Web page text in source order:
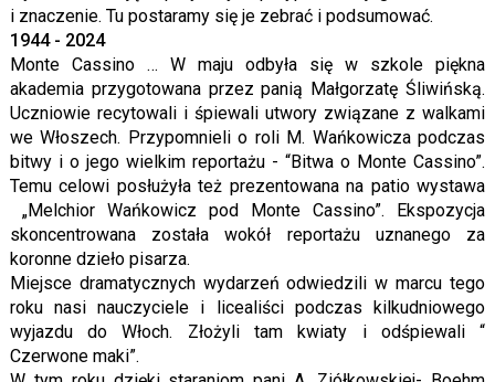
i znaczenie. Tu postaramy się je zebrać i podsumować.
1944 - 2024
Monte Cassino … W maju odbyła się w szkole piękna
akademia przygotowana przez panią Małgorzatę Śliwińską.
Uczniowie recytowali i śpiewali utwory związane z walkami
we Włoszech. Przypomnieli o roli M. Wańkowicza podczas
bitwy i o jego wielkim reportażu - “Bitwa o Monte Cassino”.
Temu celowi posłużyła też prezentowana na patio wystawa
„Melchior Wańkowicz pod Monte Cassino”. Ekspozycja
skoncentrowana została wokół reportażu uznanego za
koronne dzieło pisarza.
Miejsce dramatycznych wydarzeń odwiedzili w marcu tego
roku nasi nauczyciele i licealiści podczas kilkudniowego
wyjazdu do Włoch. Złożyli tam kwiaty i odśpiewali “
Czerwone maki”.